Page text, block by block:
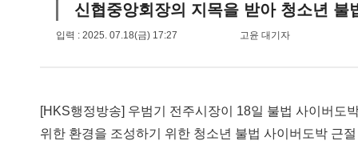
신협중앙회장의 지목을 받아 청소년
입력 : 2025. 07.18(금) 17:27 고윤 대기자
[HKS행정방송] 우범기 전주시장이 18일 불법 사이버도
위한 환경을 조성하기 위한 청소년 불법 사이버도박 근